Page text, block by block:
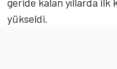
yükseldi.